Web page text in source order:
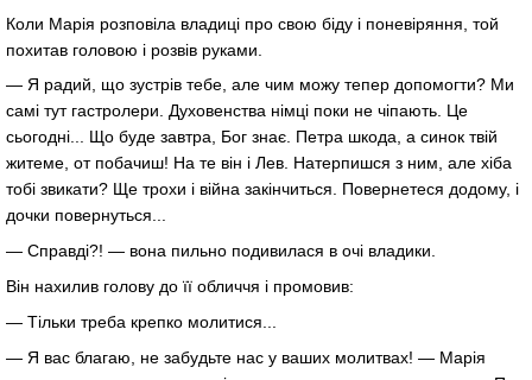
Коли Марія розповіла владиці про свою біду і поневіряння, той
похитав головою і розвів руками.
— Я радий, що зустрів тебе, але чим можу тепер допомогти? Ми
самі тут гастролери. Духовенства німці поки не чіпають. Це
сьогодні... Що буде завтра, Бог знає. Петра шкода, а синок твій
житеме, от побачиш! На те він і Лев. Натерпишся з ним, але хіба
тобі звикати? Ще трохи і війна закінчиться. Повернетеся додому, і
дочки повернуться...
— Справді?! — вона пильно подивилася в очі владики.
Він нахилив голову до її обличчя і промовив:
— Тільки треба крепко молитися...
— Я вас благаю, не забудьте нас у ваших молитвах! — Марія